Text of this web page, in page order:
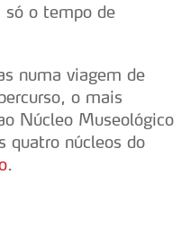
o tempo de
numa viagem de
o mais
Núcleo Museológico
quatro núcleos do
.